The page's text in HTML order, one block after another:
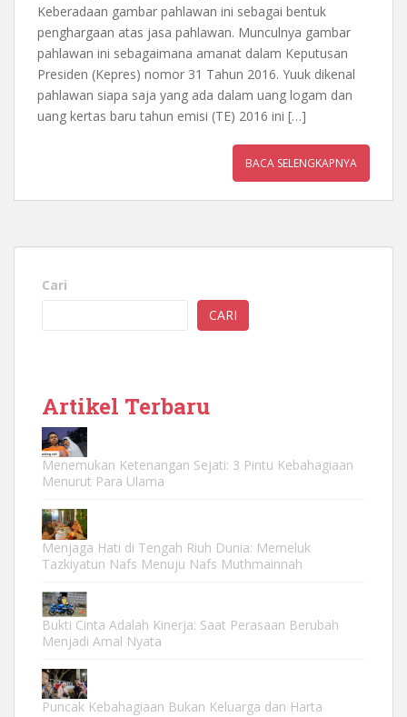
Keberadaan gambar pahlawan ini sebagai bentuk
penghargaan atas jasa pahlawan. Munculnya gambar
pahlawan ini sebagaimana amanat dalam Keputusan
Presiden (Kepres) nomor 31 Tahun 2016. Yuuk dikenal
pahlawan siapa saja yang ada dalam uang logam dan
uang kertas baru tahun emisi (TE) 2016 ini […]
BACA SELENGKAPNYA
Cari
CARI
Artikel Terbaru
Menemukan Ketenangan Sejati: 3 Pintu Kebahagiaan
Menurut Para Ulama
Menjaga Hati di Tengah Riuh Dunia: Memeluk
Tazkiyatun Nafs Menuju Nafs Muthmainnah
Bukti Cinta Adalah Kinerja: Saat Perasaan Berubah
Menjadi Amal Nyata
Puncak Kebahagiaan Bukan Keluarga dan Harta